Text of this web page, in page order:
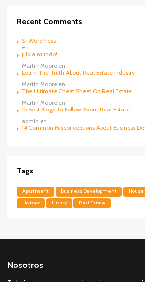
Recent Comments
Sr WordPress
en
¡Hola mundo!
Martin Moore en
Learn The Truth About Real Estate Industry
Martin Moore en
The Ultimate Cheat Sheet On Real Estate
Martin Moore en
15 Best Blogs To Follow About Real Estate
admin en
14 Common Misconceptions About Business
Tags
Apartment Business Development
Houzez
Luxury Real Estate
Nosotros